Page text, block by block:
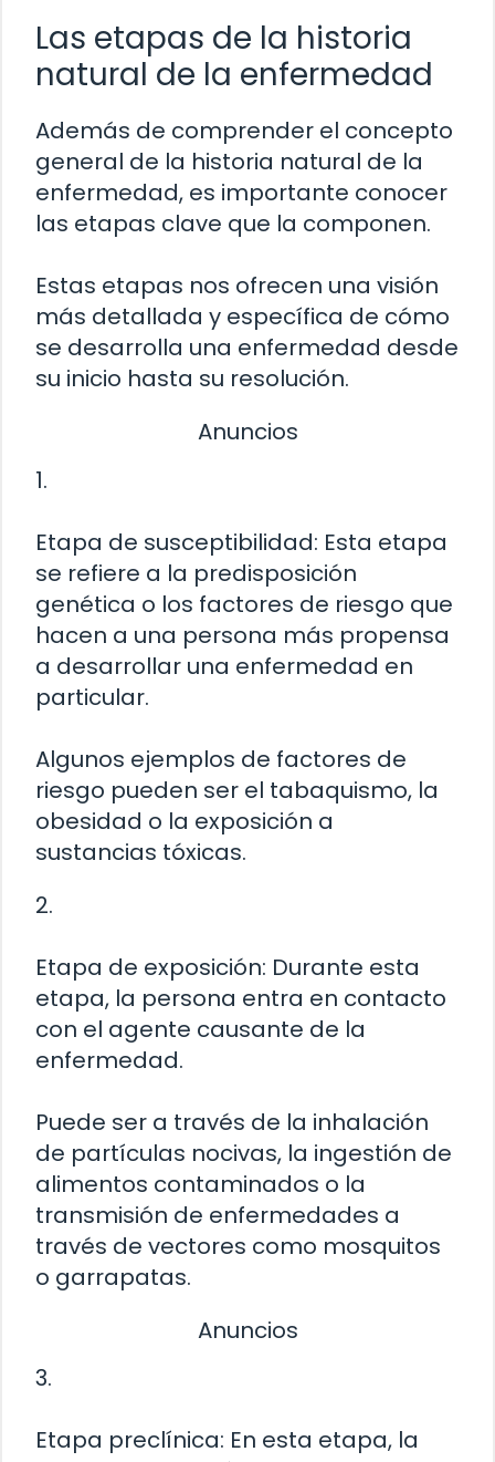
Las etapas de la historia
natural de la enfermedad
Además de comprender el concepto
general de la historia natural de la
enfermedad, es importante conocer
las etapas clave que la componen.
Estas etapas nos ofrecen una visión
más detallada y específica de cómo
se desarrolla una enfermedad desde
su inicio hasta su resolución.
Anuncios
1.
Etapa de susceptibilidad: Esta etapa
se refiere a la predisposición
genética o los factores de riesgo que
hacen a una persona más propensa
a desarrollar una enfermedad en
particular.
Algunos ejemplos de factores de
riesgo pueden ser el tabaquismo, la
obesidad o la exposición a
sustancias tóxicas.
2.
Etapa de exposición: Durante esta
etapa, la persona entra en contacto
con el agente causante de la
enfermedad.
Puede ser a través de la inhalación
de partículas nocivas, la ingestión de
alimentos contaminados o la
transmisión de enfermedades a
través de vectores como mosquitos
o garrapatas.
Anuncios
3.
Etapa preclínica: En esta etapa, la